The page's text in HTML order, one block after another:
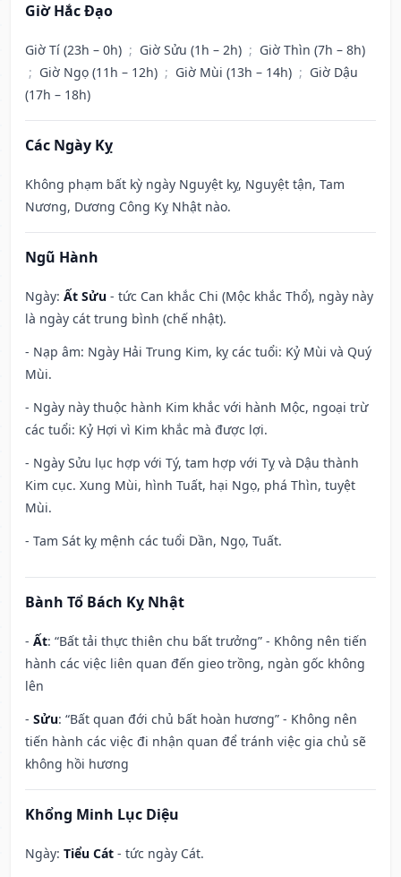
Giờ Hắc Đạo
Giờ Tí (23h – 0h) ; Giờ Sửu (1h – 2h) ; Giờ Thìn (7h – 8h)
; Giờ Ngọ (11h – 12h) ; Giờ Mùi (13h – 14h) ; Giờ Dậu
(17h – 18h)
Các Ngày Kỵ
Không phạm bất kỳ ngày Nguyệt kỵ, Nguyệt tận, Tam
Nương, Dương Công Kỵ Nhật nào.
Ngũ Hành
Ngày: Ất Sửu - tức Can khắc Chi (Mộc khắc Thổ), ngày này
là ngày cát trung bình (chế nhật).
- Nạp âm: Ngày Hải Trung Kim, kỵ các tuổi: Kỷ Mùi và Quý
Mùi.
- Ngày này thuộc hành Kim khắc với hành Mộc, ngoại trừ
các tuổi: Kỷ Hợi vì Kim khắc mà được lợi.
- Ngày Sửu lục hợp với Tý, tam hợp với Tỵ và Dậu thành
Kim cục. Xung Mùi, hình Tuất, hại Ngọ, phá Thìn, tuyệt
Mùi.
- Tam Sát kỵ mệnh các tuổi Dần, Ngọ, Tuất.
Bành Tổ Bách Kỵ Nhật
- Ất: “Bất tải thực thiên chu bất trưởng” - Không nên tiến
hành các việc liên quan đến gieo trồng, ngàn gốc không
lên
- Sửu: “Bất quan đới chủ bất hoàn hương” - Không nên
tiến hành các việc đi nhận quan để tránh việc gia chủ sẽ
không hồi hương
Khổng Minh Lục Diệu
Ngày: Tiểu Cát - tức ngày Cát.